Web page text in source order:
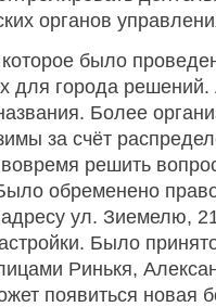
органов
которое было
для города решений.
Более
за счёт
решить
обременено
адресу ул. Зиемелю,
Было
Ринькя,
появиться новая